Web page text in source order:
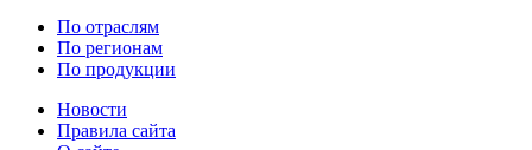
По отраслям
По регионам
По продукции
Новости
Правила сайта